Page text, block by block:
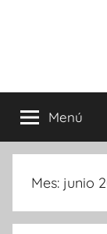
Menú
Mes: junio